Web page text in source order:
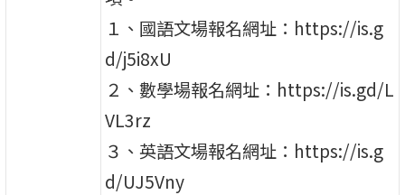
１、國語文場報名網址：https://is.g
d/j5i8xU
２、數學場報名網址：https://is.gd/L
VL3rz
３、英語文場報名網址：https://is.g
d/UJ5Vny